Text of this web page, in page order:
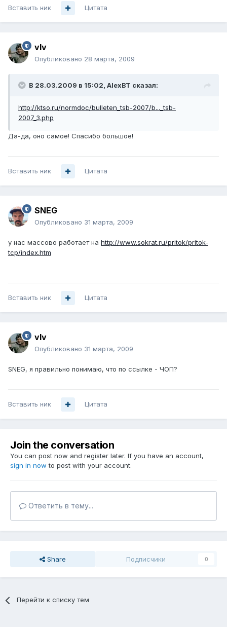
Вставить ник Цитата
vIv
Опубликовано 28 марта, 2009
В 28.03.2009 в 15:02, AlexBT сказал:
http://ktso.ru/normdoc/bulleten_tsb-2007/b..._tsb-
2007_3.php
Да-да, оно самое! Спасибо большое!
Вставить ник Цитата
SNEG
Опубликовано 31 марта, 2009
у нас массово работает на http://www.sokrat.ru/pritok/pritok-
tcp/index.htm
Вставить ник Цитата
vIv
Опубликовано 31 марта, 2009
SNEG, я правильно понимаю, что по ссылке - ЧОП?
Вставить ник Цитата
Join the conversation
You can post now and register later. If you have an account,
sign in now to post with your account.
Ответить в тему...
Share Подписчики 0
Перейти к списку тем